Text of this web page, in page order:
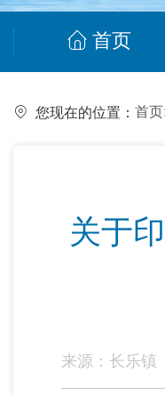
首页
您现在的位置： 首页
关于
来源：长乐镇